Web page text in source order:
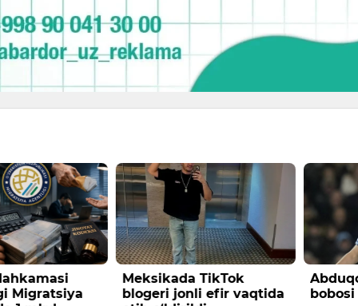
Migratsiya
Meksikada TikTok
blogeri jonli efir vaqtida
bobosi